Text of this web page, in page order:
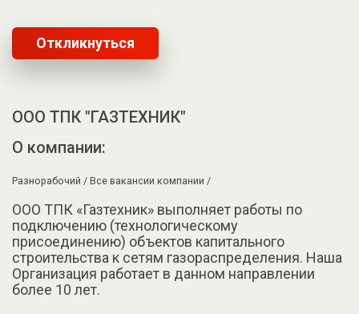
Откликнуться
ООО ТПК "ГАЗТЕХНИК"
О компании:
Разнорабочий / Все вакансии компании /
ООО ТПК «Газтехник» выполняет работы по
подключению (технологическому
присоединению) объектов капитального
строительства к сетям газораспределения. Наша
Организация работает в данном направлении
более 10 лет.